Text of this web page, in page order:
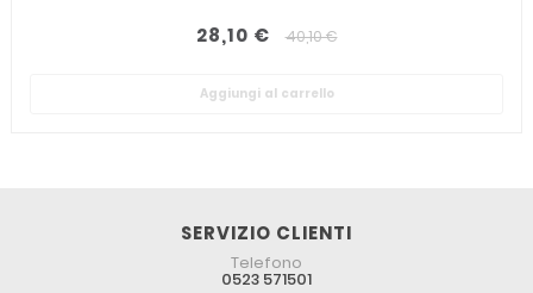
28,10 € 40,10 €
Aggiungi al carrello
SERVIZIO CLIENTI
Telefono
0523 571501